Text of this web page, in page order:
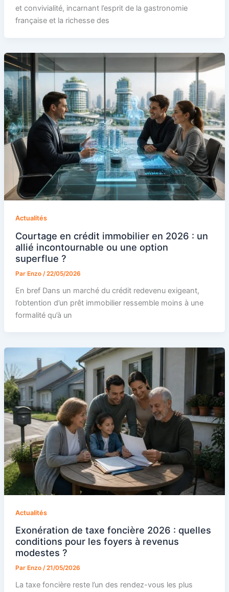
et convivialité, incarnant l’esprit de la gastronomie
française et la richesse des
Actualités
Courtage en crédit immobilier en 2026 : un
allié incontournable ou une option
superflue ?
Par Enzo /22/05/2026
En bref Dans un marché du crédit redevenu exigeant,
l’obtention d’un prêt immobilier ressemble moins à une
formalité qu’à un
Actualités
Exonération de taxe foncière 2026 : quelles
conditions pour les foyers à revenus
modestes ?
Par Enzo /21/05/2026
La taxe foncière reste l’un des rendez-vous les plus